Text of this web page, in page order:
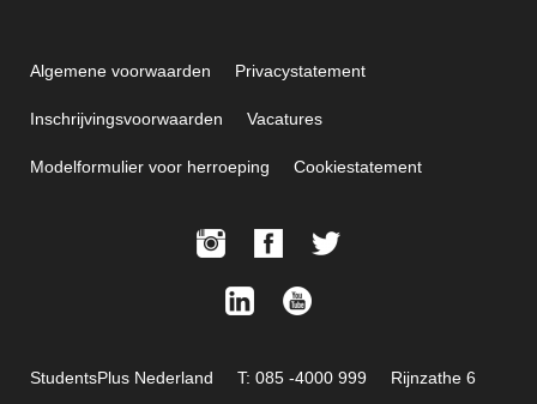
Algemene voorwaarden Privacystatement
Inschrijvingsvoorwaarden Vacatures
Modelformulier voor herroeping Cookiestatement
StudentsPlus Nederland T: 085 -4000 999 Rijnzathe 6